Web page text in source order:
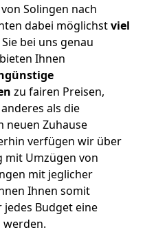
Solingen nach
dabei möglichstviel
bei uns genau
Ihnen
zu fairen Preisen,
als die
neuen Zuhause
verfügen wir über
mit Umzügen von
mit jeglicher
Ihnen somit
Budget eine
werden.